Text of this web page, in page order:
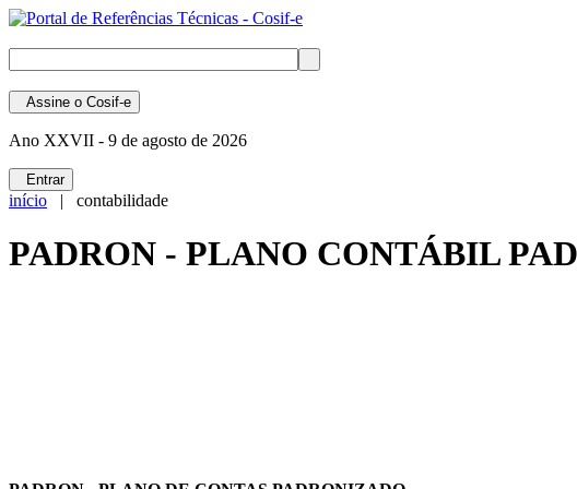
Assine o Cosif-e
Ano XXVII - 9 de agosto de 2026
Entrar
início | contabilidade
PADRON - PLANO CONTÁBIL